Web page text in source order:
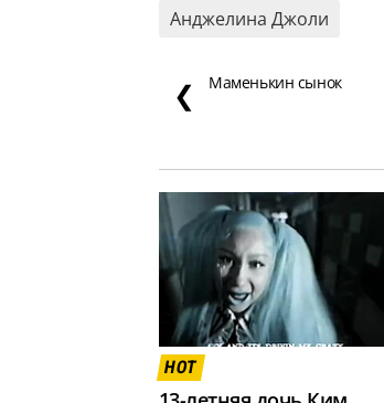
Анджелина Джоли
❮ Маменькин сынок
HOT